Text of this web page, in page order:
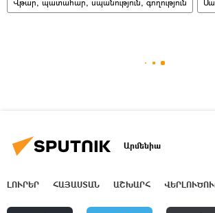
Արմենիա
ԼՈՒՐԵՐ ՀԱՅԱՍՏԱՆ ԱՇԽԱՐՀ